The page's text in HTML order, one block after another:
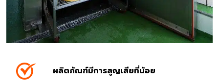
ผลิตภัณฑ์มีการสูญเสียที่น้อย